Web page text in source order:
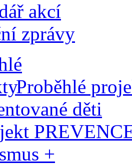
akcí
zprávy
Proběhlé
děti
+